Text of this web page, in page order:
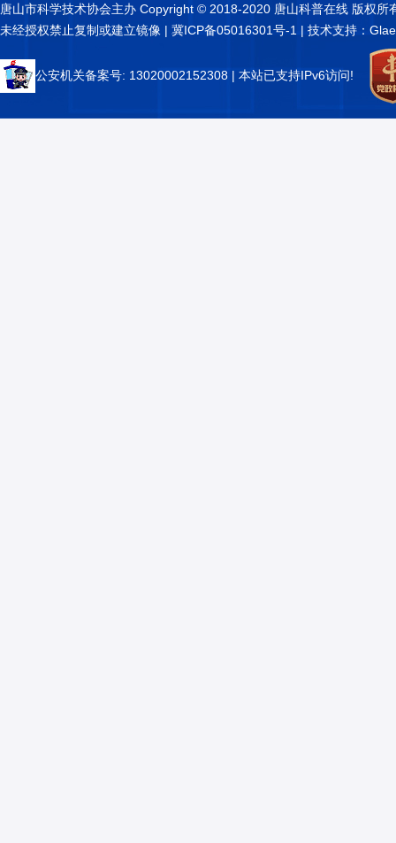
唐山市科学技术协会主办 Copyright © 2018-2020 唐山科普在线 版权所
未经授权禁止复制或建立镜像 | 冀ICP备05016301号-1 | 技术支持：
公安机关备案号: 13020002152308 | 本站已支持IPv6访问!